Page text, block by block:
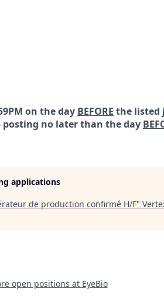
on the day BEFORE the listed
posting no later than the day
applications
de production confirmé H/F"
open positions at EyeBio